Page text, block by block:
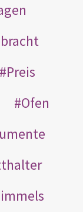
Preis
Ofen